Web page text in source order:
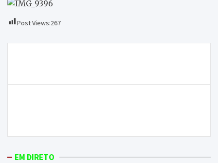
Post Views:267
artigos
EM DIRETO